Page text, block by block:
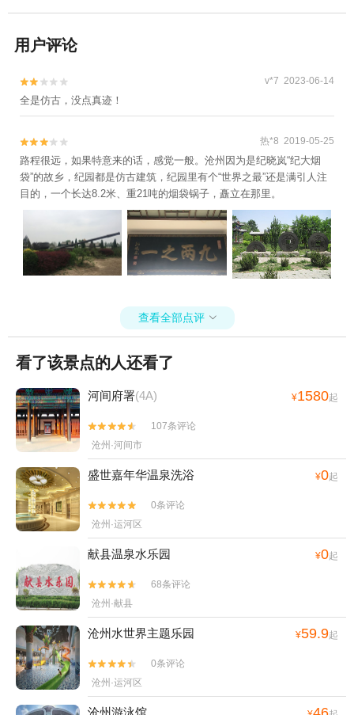
用户评论

 v*7 2023-06-14
全是仿古，没点真迹！

 热*8 2019-05-25
路程很远，如果特意来的话，感觉一般。沧州因为是纪晓岚“纪大烟
袋”的故乡，纪园都是仿古建筑，纪园里有个“世界之最”还是满引人注
目的，一个长达8.2米、重21吨的烟袋锅子，矗立在那里。
查看全部点评 
看了该景点的人还看了
河间府署(4A) ¥1580起


107条评论
沧州·河间市
盛世嘉年华温泉洗浴 ¥0起


0条评论
沧州·运河区
献县温泉水乐园 ¥0起


68条评论
沧州·献县
沧州水世界主题乐园 ¥59.9起


0条评论
沧州·运河区
沧州游泳馆